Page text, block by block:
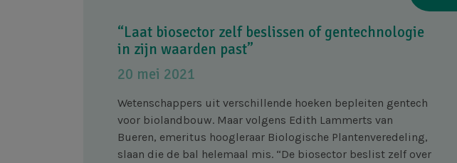
“Laat biosector zelf beslissen of gentechnologie
in zijn waarden past”
20 mei 2021
Wetenschappers uit verschillende hoeken bepleiten gentech
voor biolandbouw. Maar volgens Edith Lammerts van
Bueren, emeritus hoogleraar Biologische Plantenveredeling,
slaan die de bal helemaal mis. “De biosector beslist zelf over